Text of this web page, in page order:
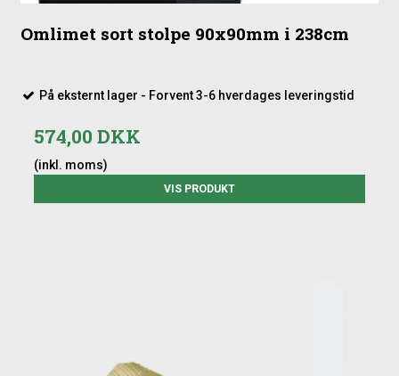
Omlimet sort stolpe 90x90mm i 238cm
På eksternt lager - Forvent 3-6 hverdages leveringstid
574,00 DKK
(inkl. moms)
VIS PRODUKT